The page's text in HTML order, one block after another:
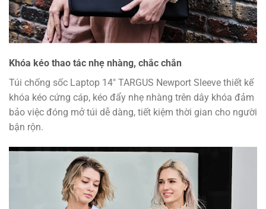
Khóa kéo thao tác nhẹ nhàng, chắc chắn
Túi chống sốc Laptop 14″ TARGUS Newport Sleeve thiết kế
khóa kéo cứng cáp, kéo đẩy nhẹ nhàng trên dây khóa đảm
bảo việc đóng mở túi dễ dàng, tiết kiệm thời gian cho người
bận rộn.